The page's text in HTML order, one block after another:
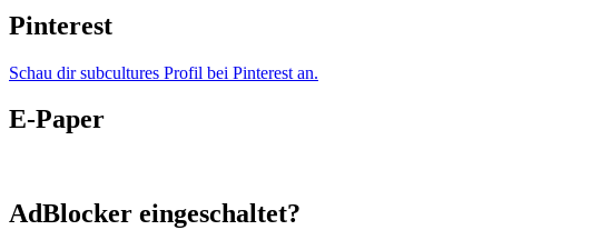
Pinterest
Schau dir subcultures Profil bei Pinterest an.
E-Paper
AdBlocker eingeschaltet?